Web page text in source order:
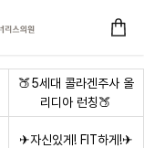
🍑5세대 콜라겐주사 올
리디아 런칭🍑
✈자신있게! FIT하게!✈